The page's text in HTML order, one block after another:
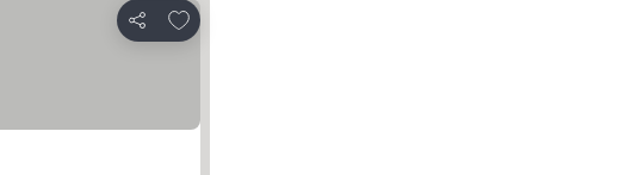
Compartir
Añadir a favoritos